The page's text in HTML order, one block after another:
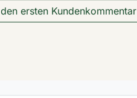
ersten Kundenkommentar